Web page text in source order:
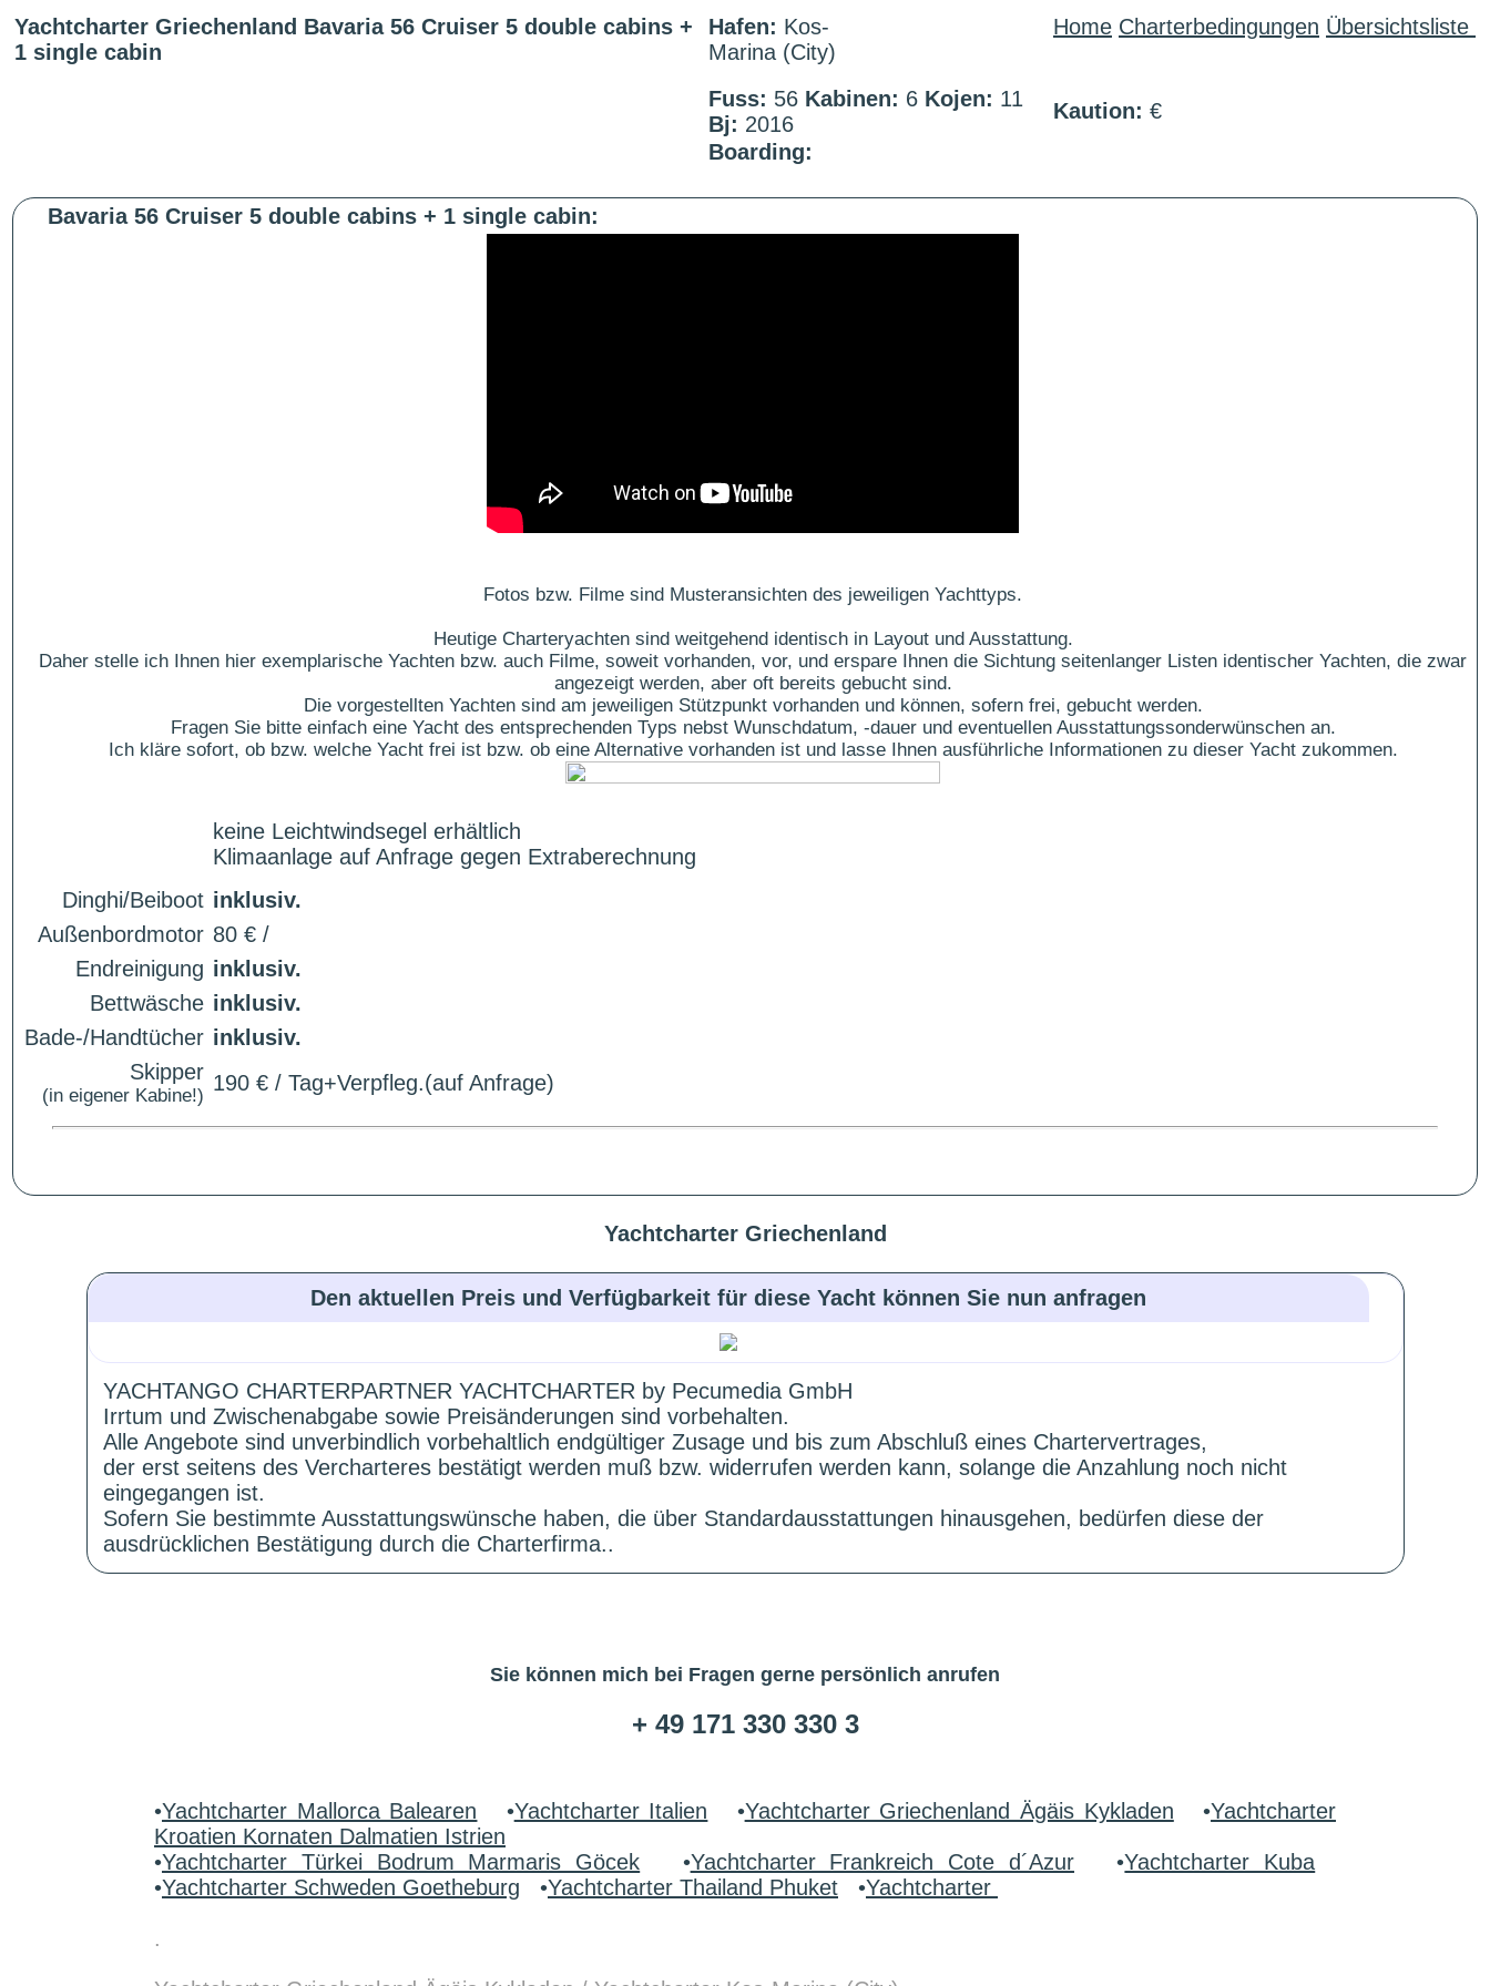
Yachtcharter Griechenland Bavaria 56 Cruiser 5 double cabins +
1 single cabin
Hafen: Kos-
Marina (City)
Home Charterbedingungen Übersichtsliste
Fuss: 56 Kabinen: 6 Kojen: 11
Bj: 2016
Kaution: €
Boarding:
Bavaria 56 Cruiser 5 double cabins + 1 single cabin:
Fotos bzw. Filme sind Musteransichten des jeweiligen Yachttyps.
Heutige Charteryachten sind weitgehend identisch in Layout und Ausstattung.
Daher stelle ich Ihnen hier exemplarische Yachten bzw. auch Filme, soweit vorhanden, vor, und erspare Ihnen die Sichtung seitenlanger Listen identischer Yachten, die zwar
angezeigt werden, aber oft bereits gebucht sind.
Die vorgestellten Yachten sind am jeweiligen Stützpunkt vorhanden und können, sofern frei, gebucht werden.
Fragen Sie bitte einfach eine Yacht des entsprechenden Typs nebst Wunschdatum, -dauer und eventuellen Ausstattungssonderwünschen an.
Ich kläre sofort, ob bzw. welche Yacht frei ist bzw. ob eine Alternative vorhanden ist und lasse Ihnen ausführliche Informationen zu dieser Yacht zukommen.
keine Leichtwindsegel erhältlich
Klimaanlage auf Anfrage gegen Extraberechnung
Dinghi/Beiboot inklusiv.
Außenbordmotor 80 € /
Endreinigung inklusiv.
Bettwäsche inklusiv.
Bade-/Handtücher inklusiv.
Skipper
(in eigener Kabine!)
190 € / Tag+Verpfleg.(auf Anfrage)
Yachtcharter Griechenland
Den aktuellen Preis und Verfügbarkeit für diese Yacht können Sie nun anfragen
YACHTANGO CHARTERPARTNER YACHTCHARTER by Pecumedia GmbH
Irrtum und Zwischenabgabe sowie Preisänderungen sind vorbehalten.
Alle Angebote sind unverbindlich vorbehaltlich endgültiger Zusage und bis zum Abschluß eines Chartervertrages,
der erst seitens des Vercharteres bestätigt werden muß bzw. widerrufen werden kann, solange die Anzahlung noch nicht
eingegangen ist.
Sofern Sie bestimmte Ausstattungswünsche haben, die über Standardausstattungen hinausgehen, bedürfen diese der
ausdrücklichen Bestätigung durch die Charterfirma..
Sie können mich bei Fragen gerne persönlich anrufen
+ 49 171 330 330 3
•Yachtcharter Mallorca Balearen •Yachtcharter Italien •Yachtcharter Griechenland Ägäis Kykladen •Yachtcharter
Kroatien Kornaten Dalmatien Istrien
•Yachtcharter Türkei Bodrum Marmaris Göcek •Yachtcharter Frankreich Cote d´Azur •Yachtcharter Kuba
•Yachtcharter Schweden Goetheburg •Yachtcharter Thailand Phuket •Yachtcharter
.